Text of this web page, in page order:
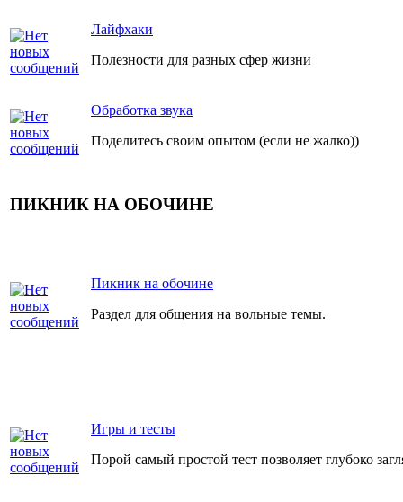
Лайфхаки
Полезности для разных сфер жизни
Обработка звука
Поделитесь своим опытом (если не жалко))
ПИКНИК НА ОБОЧИНЕ
Пикник на обочине
Раздел для общения на вольные темы.
Игры и тесты
Порой самый простой тест позволяет глубоко